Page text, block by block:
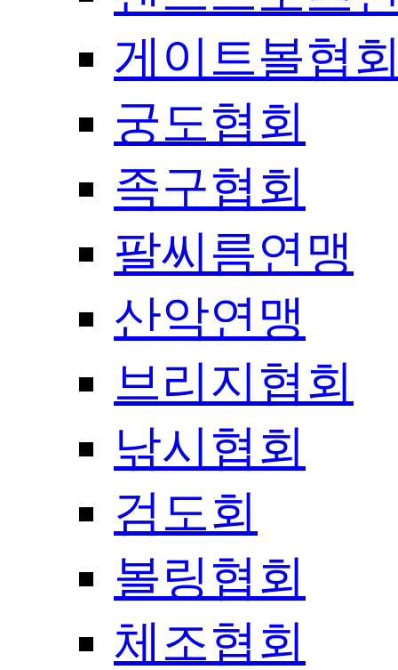
게이트볼협
궁도협회
족구협회
팔씨름연맹
산악연맹
브리지협회
낚시협회
검도회
볼링협회
체조협회